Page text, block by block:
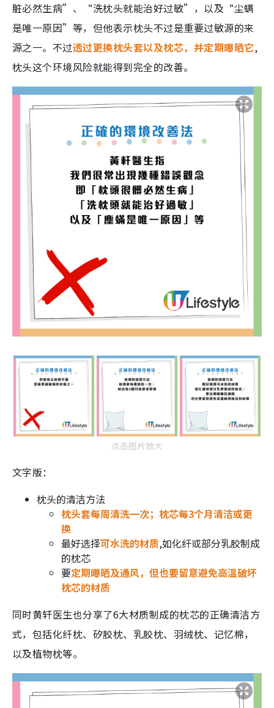
脏必然生病”、“洗枕头就能治好过敏”，以及“尘螨
是唯一原因”等，但他表示枕头不过是重要过敏源的来
源之一。不过透过更换枕头套以及枕芯，并定期曝晒它,
枕头这个环境风险就能得到完全的改善。
点击图片放大
文字版：
枕头的清洁方法
枕头套每周清洗一次；枕芯每3个月清洁或更
换
最好选择可水洗的材质,如化纤或部分乳胶制成
的枕芯
要定期曝晒及通风，但也要留意避免高温破坏
枕芯的材质
同时黄轩医生也分享了6大材质制成的枕芯的正确清洁方
式，包括化纤枕、矽胶枕、乳胶枕、羽绒枕、记忆棉，
以及植物枕等。